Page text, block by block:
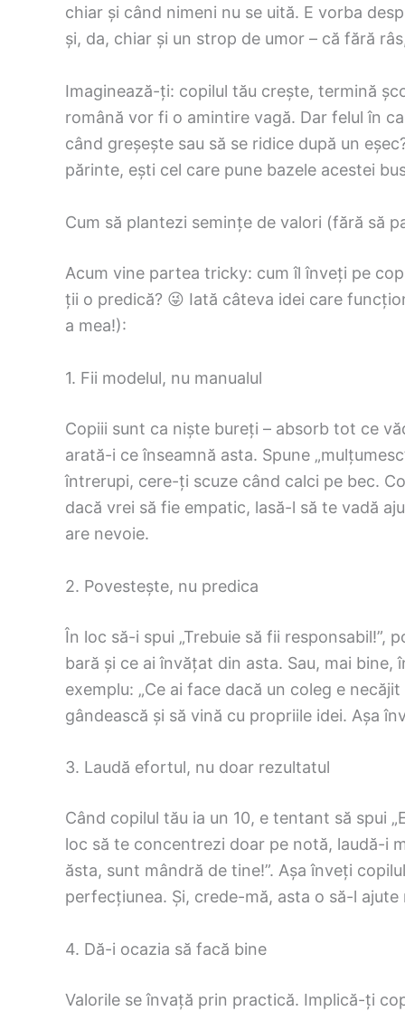
chiar și când nimeni nu se uită. E vorba
și, da, chiar și un strop de umor – că fără
Imaginează-ți: copilul tău crește, termină
română vor fi o amintire vagă. Dar felul în
când greșește sau să se ridice după un
părinte, ești cel care pune bazele acestei
Cum să plantezi semințe de valori (fără să
Acum vine partea tricky: cum îl înveți pe
ții o predică? 😜 Iată câteva idei care
a mea!):
1. Fii modelul, nu manualul
Copiii sunt ca niște bureți – absorb tot ce
arată-i ce înseamnă asta. Spune
întrerupi, cere-ți scuze când calci pe bec.
dacă vrei să fie empatic, lasă-l să te vadă
are nevoie.
2. Povestește, nu predica
În loc să-i spui „Trebuie să fii
bară și ce ai învățat din asta. Sau, mai
exemplu: „Ce ai face dacă un coleg e
gândească și să vină cu propriile idei. Așa
3. Laudă efortul, nu doar rezultatul
Când copilul tău ia un 10, e tentant să spui
loc să te concentrezi doar pe notă, laudă-i
ăsta, sunt mândră de tine!”. Așa înveți
perfecțiunea. Și, crede-mă, asta o să-l
4. Dă-i ocazia să facă bine
Valorile se învață prin practică. Implică-ți